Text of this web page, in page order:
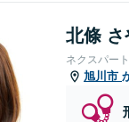
北條 さ
ネクスパー
旭川市